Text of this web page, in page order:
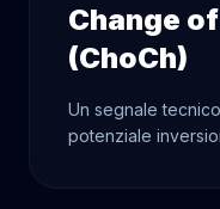
Change
(ChoCh)
Un segnale
potenziale